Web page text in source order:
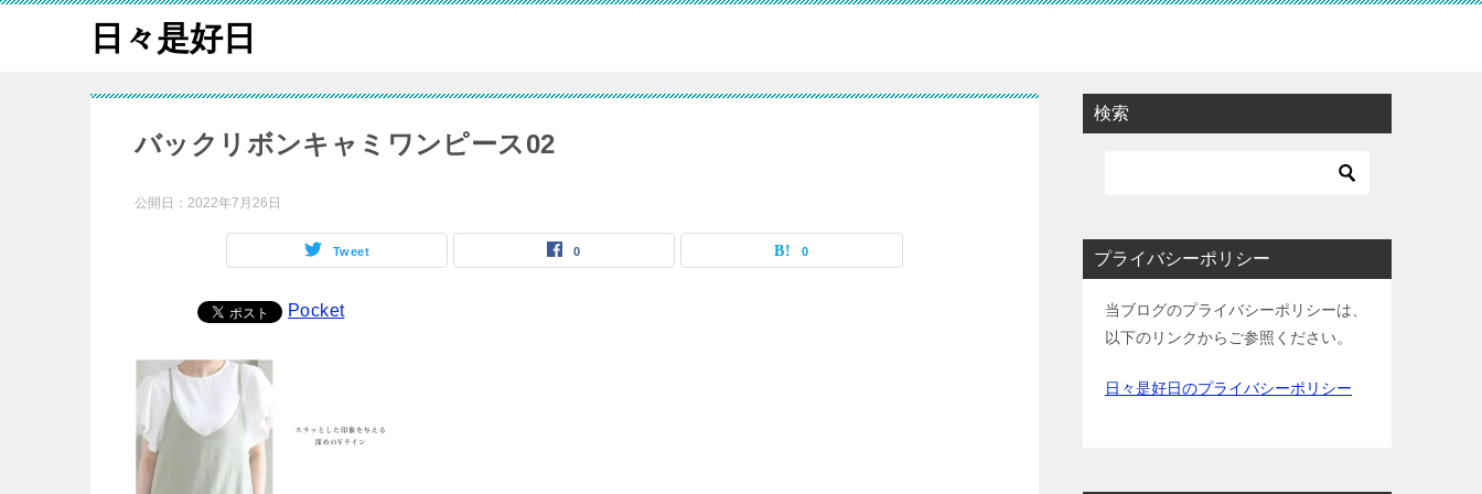
日々是好日
バックリボンキャミワンピース02
公開日： 2022年7月26日
Tweet 0 0
Pocket
検索
プライバシーポリシー
当ブログのプライバシーポリシーは、
以下のリンクからご参照ください。
日々是好日のプライバシーポリシー